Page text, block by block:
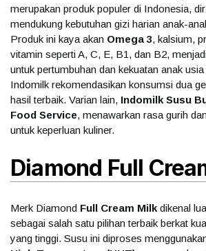
merupakan produk populer di Indonesia,
mendukung kebutuhan gizi harian anak-
Produk ini kaya akan Omega 3, kalsium,
vitamin seperti A, C, E, B1, dan B2,
untuk pertumbuhan dan kekuatan anak
Indomilk rekomendasikan konsumsi dua
hasil terbaik. Varian lain, Indomilk Susu
Food Service, menawarkan rasa gurih
untuk keperluan kuliner.
Diamond Full
Merk Diamond Full Cream Milk dikenal
sebagai salah satu pilihan terbaik berkat
yang tinggi. Susu ini diproses